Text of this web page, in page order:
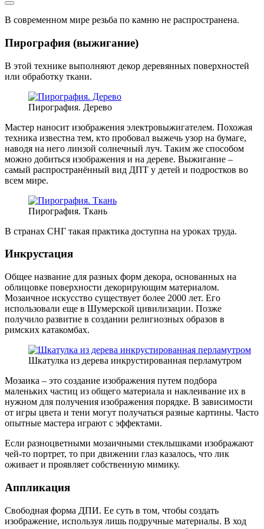
В современном мире резьба по камню не распространена.
Пирография (выжигание)
В этой технике выполняют декор деревянных поверхностей
или обработку ткани.
Пирография. Дерево
Мастер наносит изображения электровыжигателем. Похожая
техника известна тем, кто пробовал выжечь узор на бумаге,
наводя на него линзой солнечный луч. Таким же способом
можно добиться изображения и на дереве. Выжигание –
самый распространённый вид ДПТ у детей и подростков во
всем мире.
Пирография. Ткань
В странах СНГ такая практика доступна на уроках труда.
Инкрустация
Общее название для разных форм декора, основанных на
облицовке поверхности декорирующим материалом.
Мозаичное искусство существует более 2000 лет. Его
использовали еще в Шумерской цивилизации. Позже
получило развитие в создании религиозных образов в
римских катакомбах.
Шкатулка из дерева инкрустированная перламутром
Мозаика – это создание изображения путем подбора
маленьких частиц из общего материала и наклеивание их в
нужном для получения изображения порядке. В зависимости
от игры цвета и тени могут получаться разные картины. Часто
опытные мастера играют с эффектами.
Если разноцветными мозаичными стеклышками изображают
чей-то портрет, то при движении глаз казалось, что лик
оживает и проявляет собственную мимику.
Аппликация
Свободная форма ДПИ. Ее суть в том, чтобы создать
изображение, используя лишь подручные материалы. В ход